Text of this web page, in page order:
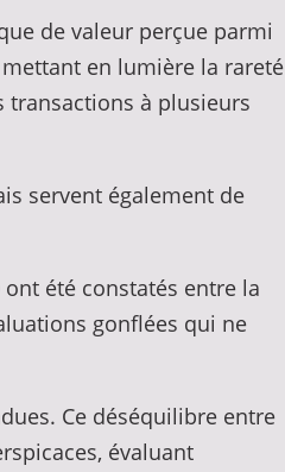
de valeur perçue parmi
en lumière la rareté
transactions à plusieurs
servent également de
été constatés entre la
gonflées qui ne
Ce déséquilibre entre
évaluant